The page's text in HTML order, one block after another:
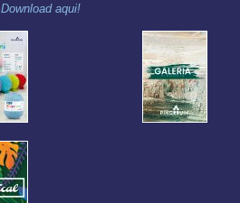
Download aqui!